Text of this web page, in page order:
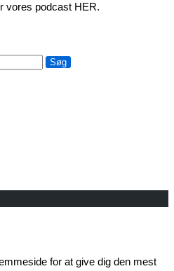
vores podcast HER.
for at give dig den mest